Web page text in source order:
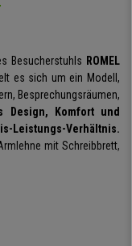
Besucherstuhls ROMEL
es sich um ein Modell,
Besprechungsräumen,
Design, Komfort und
Leistungs-Verhältnis.
mit Schreibbrett,